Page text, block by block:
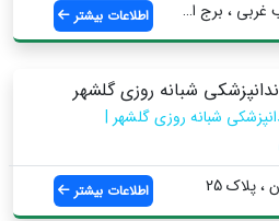
اطلاعات بیشتر
شبانه روزی گلشهر
شبانه روزی گلشهر |
پلاك 25
اطلاعات بیشتر